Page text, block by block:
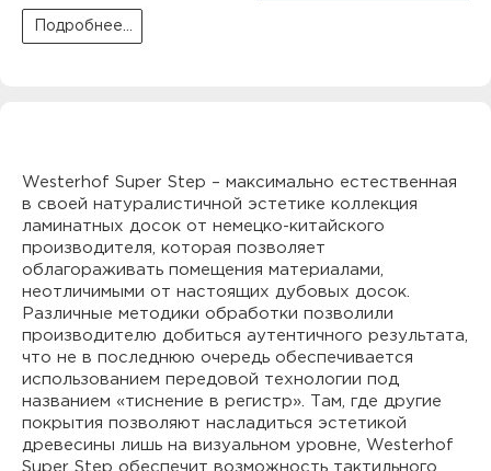
Подробнее...
Westerhof Super Step – максимально естественная
в своей натуралистичной эстетике коллекция
ламинатных досок от немецко-китайского
производителя, которая позволяет
облагораживать помещения материалами,
неотличимыми от настоящих дубовых досок.
Различные методики обработки позволили
производителю добиться аутентичного результата,
что не в последнюю очередь обеспечивается
использованием передовой технологии под
названием «тиснение в регистр». Там, где другие
покрытия позволяют насладиться эстетикой
древесины лишь на визуальном уровне, Westerhof
Super Step обеспечит возможность тактильного